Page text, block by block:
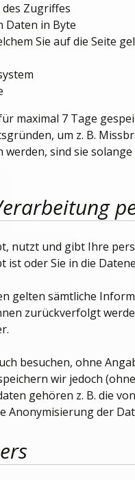
Zugriffes
Daten in Byte
Sie auf die Seite
maximal 7 Tage
um z. B.
sind sie
nutzt und gibt Ihre
ist oder Sie in die
gelten sämtliche
zurückverfolgt
besuchen, ohne
wir jedoch
gehören z. B. die
Anonymisierung der